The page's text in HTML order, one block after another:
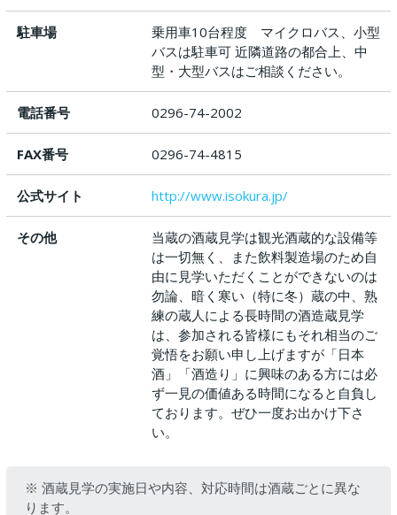
駐車場
乗用車10台程度 マイクロバス、小型
バスは駐車可 近隣道路の都合上、中
型・大型バスはご相談ください。
電話番号 0296-74-2002
FAX番号 0296-74-4815
公式サイト http://www.isokura.jp/
その他
当蔵の酒蔵見学は観光酒蔵的な設備等
は一切無く、また飲料製造場のため自
由に見学いただくことができないのは
勿論、暗く寒い（特に冬）蔵の中、熟
練の蔵人による長時間の酒造蔵見学
は、参加される皆様にもそれ相当のご
覚悟をお願い申し上げますが「日本
酒」「酒造り」に興味のある方には必
ず一見の価値ある時間になると自負し
ております。ぜひ一度お出かけ下さ
い。
※ 酒蔵見学の実施日や内容、対応時間は酒蔵ごとに異な
ります。